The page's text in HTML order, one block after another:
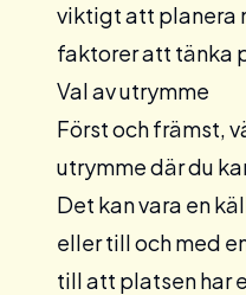
viktigt att planera
faktorer att tänka
Val av utrymme
Först och främst,
utrymme där du
Det kan vara en
eller till och med
till att platsen har